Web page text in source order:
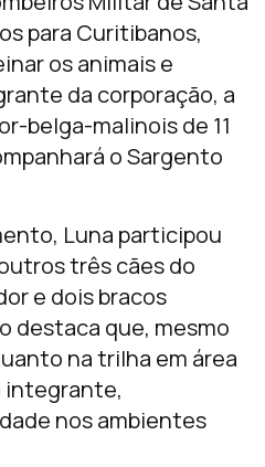
para Curitibanos,
os animais e
da corporação, a
belga-malinois de 11
o Sargento
Luna participou
três cães do
e dois bracos
destaca que, mesmo
na trilha em área
integrante,
nos ambientes